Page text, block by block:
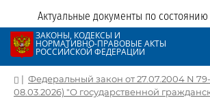
Актуальные документы по состоянию
ЗАКОНЫ, КОДЕКСЫ И
НОРМАТИВНО-ПРАВОВЫЕ АКТЫ
РОССИЙСКОЙ ФЕДЕРАЦИИ
| Федеральный закон от 27.07.2004 N
08.03.2026) "О государственной